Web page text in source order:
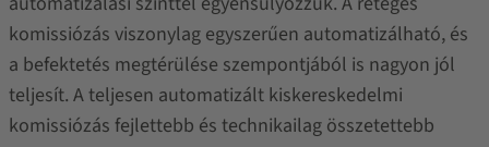
komissiózás viszonylag egyszerűen automatizálható, és
a befektetés megtérülése szempontjából is nagyon jól
teljesít. A teljesen automatizált kiskereskedelmi
komissiózás fejlettebb és technikailag összetettebb